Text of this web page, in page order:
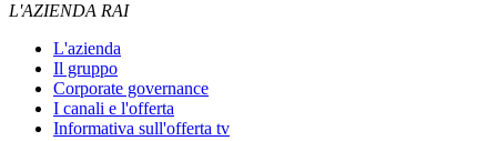
L'AZIENDA RAI
L'azienda
Il gruppo
Corporate governance
I canali e l'offerta
Informativa sull'offerta tv